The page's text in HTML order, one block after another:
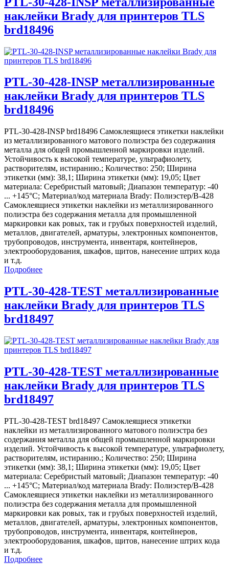
наклейки Brady для принтеров TLS
brd18496
PTL-30-428-INSP металлизированные
наклейки Brady для принтеров TLS
brd18496
PTL-30-428-INSP brd18496 Самоклеящиеся этикетки наклейки
из металлизированного матового полиэстра без содержания
металла для общей промышленной маркировки изделий.
Устойчивость к высокой температуре, ультрафиолету,
растворителям, истиранию.; Количество: 250; Ширина
этикетки (мм): 38,1; Ширина этикетки (мм): 19,05; Цвет
материала: Серебристый матовый; Диапазон температур: -40
... +145°С; Материал/код материала Brady: Полиэстер/В-428
Самоклеящиеся этикетки наклейки из металлизированного
полиэстра без содержания металла для промышленной
маркировки как ровых, так и грубых поверхностей изделий,
металлов, двигателей, арматуры, электронных компонентов,
трубопроводов, инструмента, инвентаря, контейнеров,
электрооборудования, шкафов, щитов, нанесение штрих кода
и т.д.
Подробнее
PTL-30-428-TEST металлизированные
наклейки Brady для принтеров TLS
brd18497
PTL-30-428-TEST металлизированные
наклейки Brady для принтеров TLS
brd18497
PTL-30-428-TEST brd18497 Самоклеящиеся этикетки
наклейки из металлизированного матового полиэстра без
содержания металла для общей промышленной маркировки
изделий. Устойчивость к высокой температуре, ультрафиолету,
растворителям, истиранию.; Количество: 250; Ширина
этикетки (мм): 38,1; Ширина этикетки (мм): 19,05; Цвет
материала: Серебристый матовый; Диапазон температур: -40
... +145°С; Материал/код материала Brady: Полиэстер/В-428
Самоклеящиеся этикетки наклейки из металлизированного
полиэстра без содержания металла для промышленной
маркировки как ровых, так и грубых поверхностей изделий,
металлов, двигателей, арматуры, электронных компонентов,
трубопроводов, инструмента, инвентаря, контейнеров,
электрооборудования, шкафов, щитов, нанесение штрих кода
и т.д.
Подробнее